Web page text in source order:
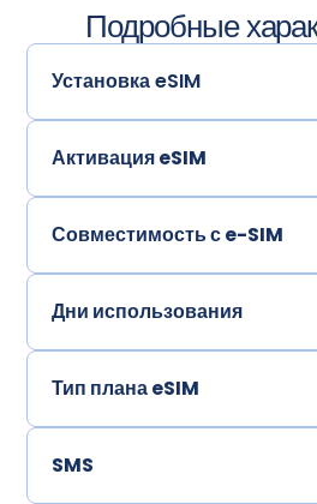
Подробные
Установка eSIM
Активация eSIM
Совместимость с e-SIM
Дни использования
Тип плана eSIM
SMS